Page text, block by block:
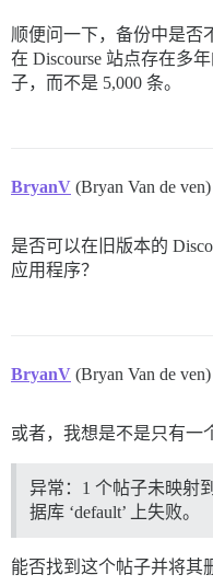
顺便问一下，备份中是否
在 Discourse 站点存在多
子，而不是 5,000 条。
BryanV (Bryan Van de ven)
是否可以在旧版本的
应用程序？
BryanV (Bryan Van de ven)
或者，我想是不是只有一
异常：1 个帖子未映射
据库 ‘default’ 上失败。
能否找到这个帖子并将其